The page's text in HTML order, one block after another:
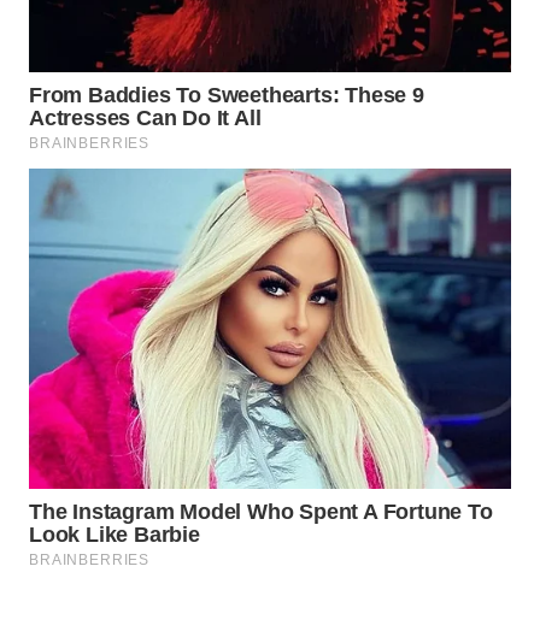
MANDALIKA
WN
LABUANBAJO
WN
BORNEO
Wahana
Media
Group
WAHANA
NEWS